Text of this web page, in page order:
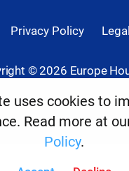
©2026 Europe
Privacy Policy
Developed
Digital
Present
uses cookies to
Read more at
Policy.